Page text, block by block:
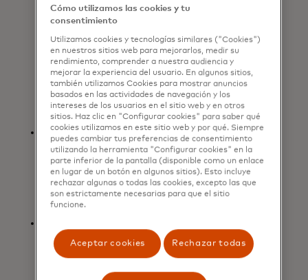
que presta servicios en Singapur,
Malasia y Hong Kong y se centra en
sectores verticales sin tarjeta como
alquiler, educación e impuestos,
aprovechará las capacidades de
pago recurrente de Mastercard para
ofrecer una mejor experiencia al
cliente.
Curacel se abre en una pestaña nueva
, un proveedor de
infraestructura impulsada por IA en
África, que apoya a más de 30
aseguradoras en 10 mercados,
integrará la aceptación de pagos
digitales en su plataforma.
brasileño de tecnología de pagos
que atiende a más de 12.000
Cómo utilizamos las cookies y tu
consentimiento
Utilizamos cookies y tecnologías similares ("Cookies")
en nuestros sitios web para mejorarlos, medir su
rendimiento, comprender a nuestra audiencia y
mejorar la experiencia del usuario. En algunos sitios,
también utilizamos Cookies para mostrar anuncios
basados en las actividades de navegación y los
intereses de los usuarios en el sitio web y en otros
sitios. Haz clic en "Configurar cookies" para saber qué
cookies utilizamos en este sitio web y por qué. Siempre
puedes cambiar tus preferencias de consentimiento
utilizando la herramienta "Configurar cookies" en la
parte inferior de la pantalla (disponible como un enlace
en lugar de un botón en algunos sitios). Esto incluye
rechazar algunas o todas las cookies, excepto las que
son estrictamente necesarias para que el sitio
funcione.
Aceptar cookies Rechazar todas